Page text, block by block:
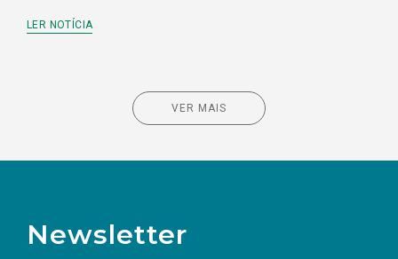
LER NOTÍCIA
VER MAIS
Newsletter